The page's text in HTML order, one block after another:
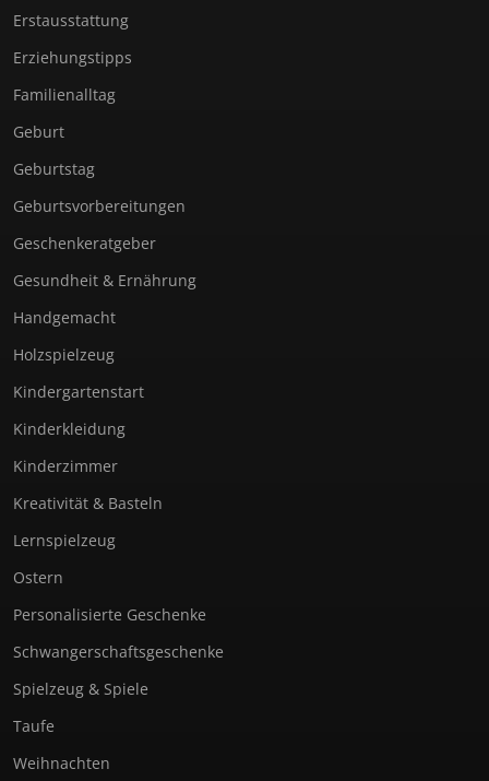
Erstausstattung
Erziehungstipps
Familienalltag
Geburt
Geburtstag
Geburtsvorbereitungen
Geschenkeratgeber
Gesundheit & Ernährung
Handgemacht
Holzspielzeug
Kindergartenstart
Kinderkleidung
Kinderzimmer
Kreativität & Basteln
Lernspielzeug
Ostern
Personalisierte Geschenke
Schwangerschaftsgeschenke
Spielzeug & Spiele
Taufe
Weihnachten